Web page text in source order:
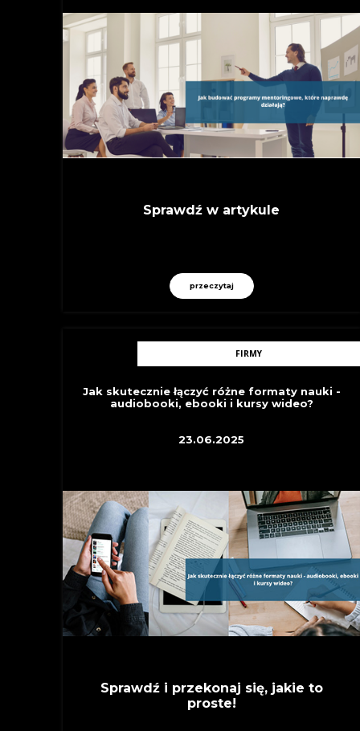
Sprawdź w artykule
przeczytaj
FIRMY
Jak skutecznie łączyć różne formaty nauki -
audiobooki, ebooki i kursy wideo?
23.06.2025
Sprawdź i przekonaj się, jakie to
proste!